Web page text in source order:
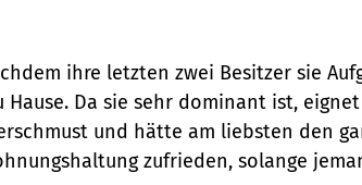
ihre letzten zwei Besitzer sie
Da sie sehr dominant ist,
und hätte am liebsten den
zufrieden, solange